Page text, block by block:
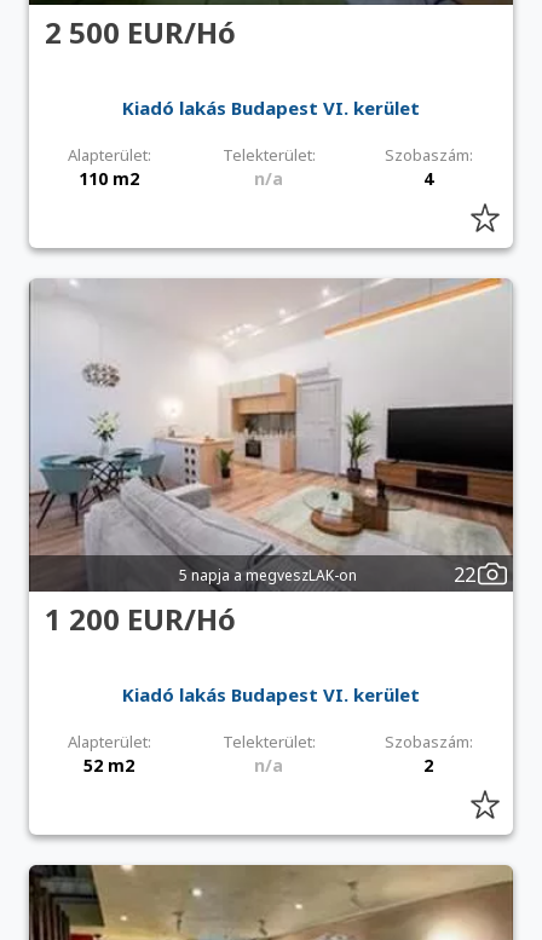
2 500 EUR/Hó
Kiadó lakás Budapest VI. kerület
Alapterület: Telekterület: Szobaszám:
110 m2 n/a 4
5 napja a megveszLAK-on 22
1 200 EUR/Hó
Kiadó lakás Budapest VI. kerület
Alapterület: Telekterület: Szobaszám:
52 m2 n/a 2